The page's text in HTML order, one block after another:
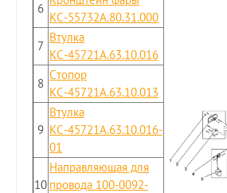
6
КС-55732А.80.31.000
7
Втулка
КС-45721А.63.10.016
8
Стопор
КС-45721А.63.10.013
9
Втулка
КС-45721А.63.10.016-
01
10
Направляющая для
провода 100-0092-